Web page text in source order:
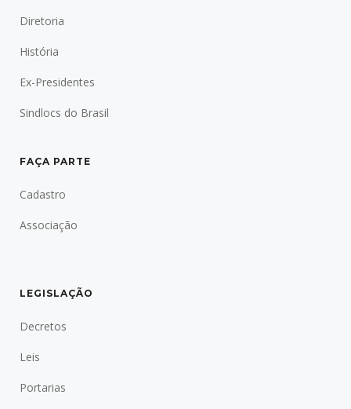
Diretoria
História
Ex-Presidentes
Sindlocs do Brasil
FAÇA PARTE
Cadastro
Associação
LEGISLAÇÃO
Decretos
Leis
Portarias